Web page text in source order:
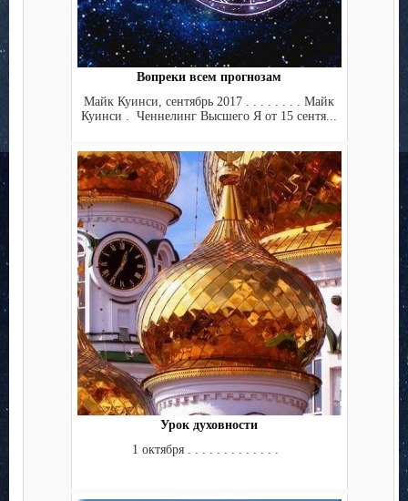
Вопреки всем прогнозам
Майк Куинси, сентябрь 2017 . . . . . . . . Майк
Куинси . Ченнелинг Высшего Я от 15 сентя...
Урок духовности
1 октября . . . . . . . . . . . . .